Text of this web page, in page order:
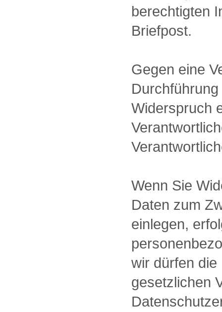
berechtigten
Briefpost.
Gegen eine
Widerspruch
Wenn Sie
Daten zum
einlegen,
wir dürfen
gesetzlichen